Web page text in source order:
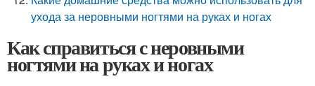
ухода за неровными ногтями на руках и ногах
Как справиться с неровными
ногтями на руках и ногах